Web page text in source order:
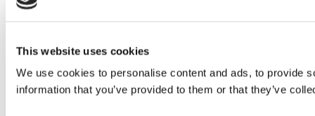
This website uses cookies
We use cookies to personalise content and ads, to provide
information that you’ve provided to them or that they’ve